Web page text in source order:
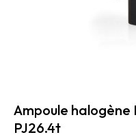
Ampoule halogène
PJ26.4t